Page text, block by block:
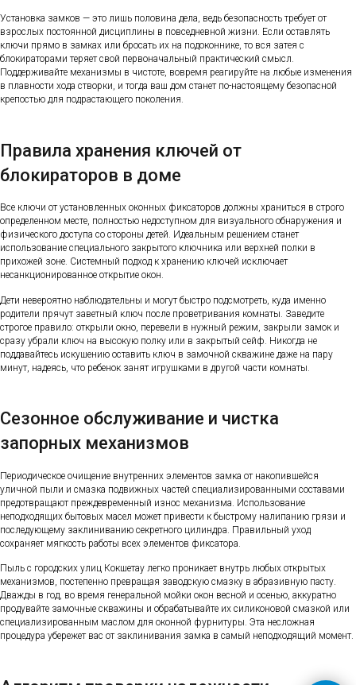
Установка замков — это лишь половина дела, ведь безопасность требует от
взрослых постоянной дисциплины в повседневной жизни. Если оставлять
ключи прямо в замках или бросать их на подоконнике, то вся затея с
блокираторами теряет свой первоначальный практический смысл.
Поддерживайте механизмы в чистоте, вовремя реагируйте на любые изменения
в плавности хода створки, и тогда ваш дом станет по-настоящему безопасной
крепостью для подрастающего поколения.
Правила хранения ключей от
блокираторов в доме
Все ключи от установленных оконных фиксаторов должны храниться в строго
определенном месте, полностью недоступном для визуального обнаружения и
физического доступа со стороны детей. Идеальным решением станет
использование специального закрытого ключника или верхней полки в
прихожей зоне. Системный подход к хранению ключей исключает
несанкционированное открытие окон.
Дети невероятно наблюдательны и могут быстро подсмотреть, куда именно
родители прячут заветный ключ после проветривания комнаты. Заведите
строгое правило: открыли окно, перевели в нужный режим, закрыли замок и
сразу убрали ключ на высокую полку или в закрытый сейф. Никогда не
поддавайтесь искушению оставить ключ в замочной скважине даже на пару
минут, надеясь, что ребенок занят игрушками в другой части комнаты.
Сезонное обслуживание и чистка
запорных механизмов
Периодическое очищение внутренних элементов замка от накопившейся
уличной пыли и смазка подвижных частей специализированными составами
предотвращают преждевременный износ механизма. Использование
неподходящих бытовых масел может привести к быстрому налипанию грязи и
последующему заклиниванию секретного цилиндра. Правильный уход
сохраняет мягкость работы всех элементов фиксатора.
Пыль с городских улиц Кокшетау легко проникает внутрь любых открытых
механизмов, постепенно превращая заводскую смазку в абразивную пасту.
Дважды в год, во время генеральной мойки окон весной и осенью, аккуратно
продувайте замочные скважины и обрабатывайте их силиконовой смазкой или
специализированным маслом для оконной фурнитуры. Эта несложная
процедура убережет вас от заклинивания замка в самый неподходящий момент.